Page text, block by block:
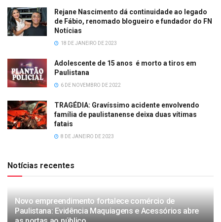
Rejane Nascimento dá continuidade ao legado
de Fábio, renomado blogueiro e fundador do FN
Notícias
18 DE JANEIRO DE 2023
Adolescente de 15 anos é morto a tiros em
Paulistana
6 DE NOVEMBRO DE 2022
TRAGÉDIA: Gravíssimo acidente envolvendo
família de paulistanense deixa duas vítimas
fatais
8 DE JANEIRO DE 2023
Notícias recentes
Novo empreendimento fortalece comércio de
Paulistana: Evidência Maquiagens e Acessórios abre